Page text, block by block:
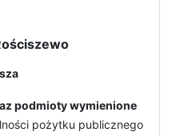
podmioty wymienione
pożytku publicznego